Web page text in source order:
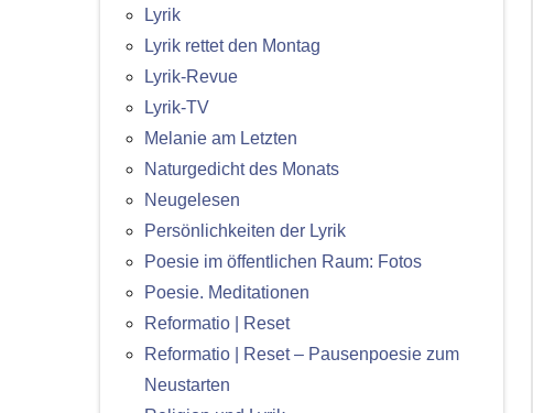
Lyrik
Lyrik rettet den Montag
Lyrik-Revue
Lyrik-TV
Melanie am Letzten
Naturgedicht des Monats
Neugelesen
Persönlichkeiten der Lyrik
Poesie im öffentlichen Raum: Fotos
Poesie. Meditationen
Reformatio | Reset
Reformatio | Reset – Pausenpoesie zum
Neustarten